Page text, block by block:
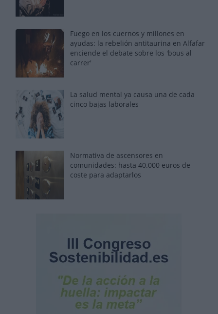
Fuego en los cuernos y millones en
ayudas: la rebelión antitaurina en Alfafar
enciende el debate sobre los 'bous al
carrer'
La salud mental ya causa una de cada
cinco bajas laborales
Normativa de ascensores en
comunidades: hasta 40.000 euros de
coste para adaptarlos